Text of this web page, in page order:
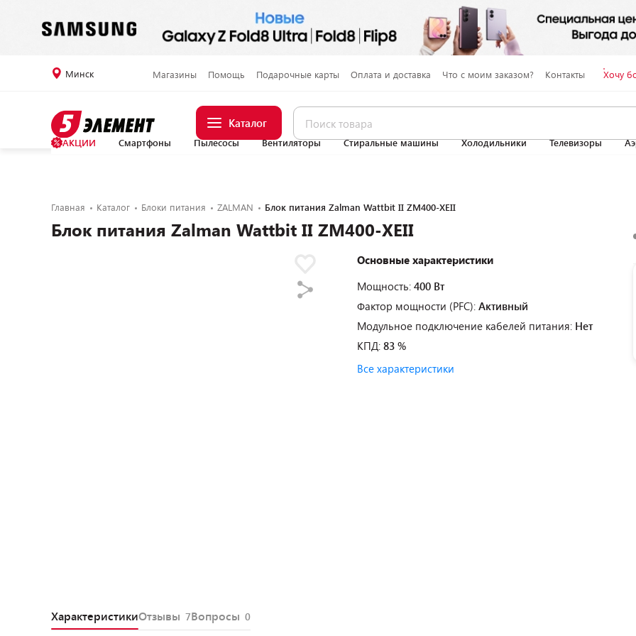
Минск Магазины Помощь Подарочные карты Оплата и доставка Что с моим заказом? Контакты Хочу
Каталог
АКЦИИ Смартфоны Пылесосы Вентиляторы Стиральные машины Холодильники Телевизоры
Главная Каталог Блоки питания ZALMAN Блок питания Zalman Wattbit II ZM400-XEII
Блок питания Zalman Wattbit II ZM400-XEII
Основные характеристики
Мощность: 400 Вт
Фактор мощности (PFC): Активный
Модульное подключение кабелей питания: Нет
КПД: 83 %
Все характеристики
ХарактеристикиОтзывы 7Вопросы 0